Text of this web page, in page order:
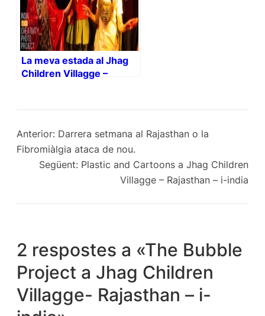
La meva estada al Jhag
Children Villagge –
Anterior: Darrera setmana al Rajasthan o la
Fibromiàlgia ataca de nou.
Següent: Plastic and Cartoons a Jhag Children
Villagge – Rajasthan – i-india
2 respostes a «The Bubble
Project a Jhag Children
Villagge- Rajasthan – i-